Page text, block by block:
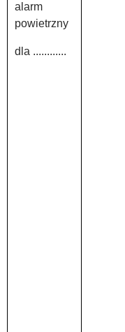
alarm
powietrzny
dla ............